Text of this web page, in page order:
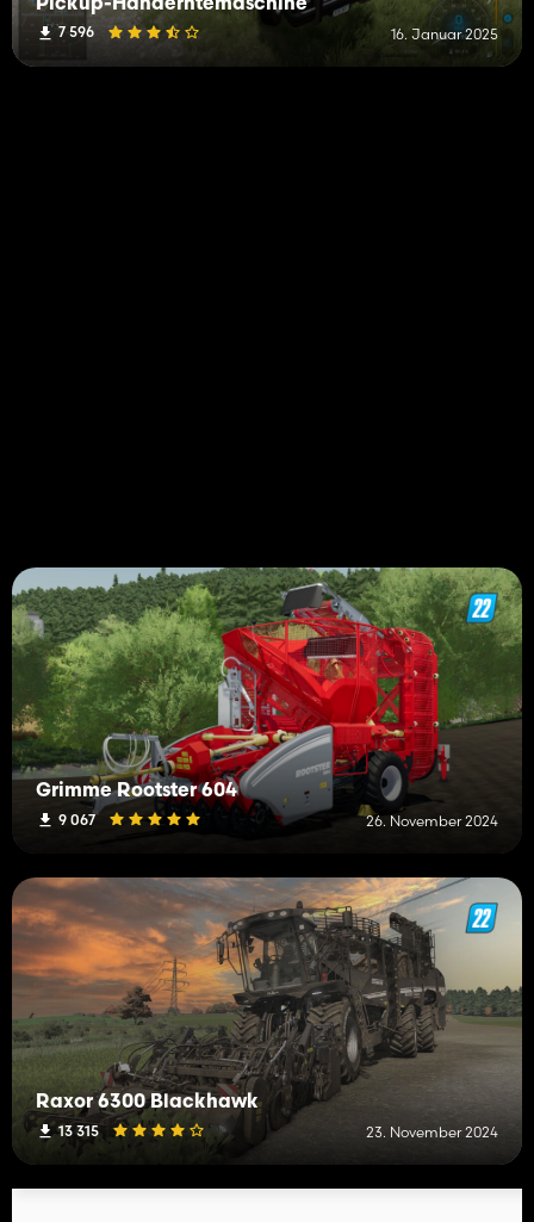
Pickup-Handerntemaschine
7 596 16. Januar 2025
Grimme Rootster 604
9 067 26. November 2024
Raxor 6300 Blackhawk
13 315 23. November 2024